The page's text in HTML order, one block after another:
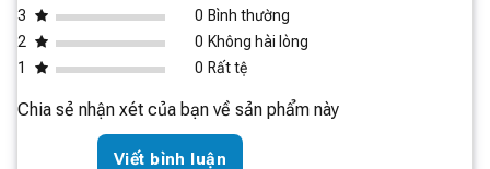
Kích thước tương đương máy giặt 10kg truyền thống, dễ
dàng lắp đặt trong tủ bếp tiêu chuẩn mà không cần mở
rộng diện tích.
3
0 Bình thường
2
0 Không hài lòng
1
0 Rất tệ
Chia sẻ nhận xét của bạn về sản phẩm này
Viết bình luận